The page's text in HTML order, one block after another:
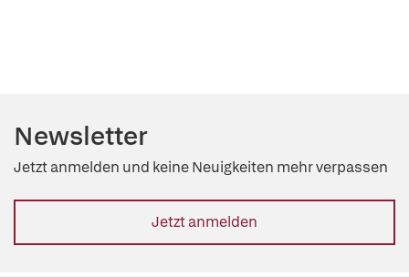
Newsletter
Jetzt anmelden und keine Neuigkeiten mehr verpassen
Jetzt anmelden